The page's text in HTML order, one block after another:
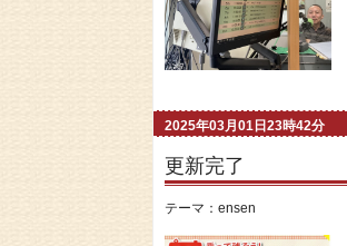
2025年03月01日23時42分
更新完了
テーマ： ensen